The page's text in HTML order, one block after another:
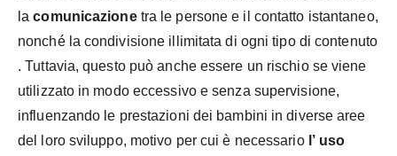
la comunicazione tra le persone e il contatto istantaneo,
nonché la condivisione illimitata di ogni tipo di contenuto
. Tuttavia, questo può anche essere un rischio se viene
utilizzato in modo eccessivo e senza supervisione,
influenzando le prestazioni dei bambini in diverse aree
del loro sviluppo, motivo per cui è necessario l’ uso